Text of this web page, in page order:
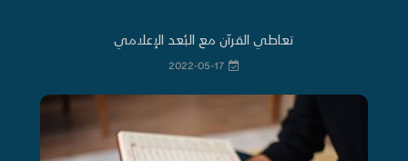
تعاطي القرآن مع البُعد الإعلامي
2022-05-17